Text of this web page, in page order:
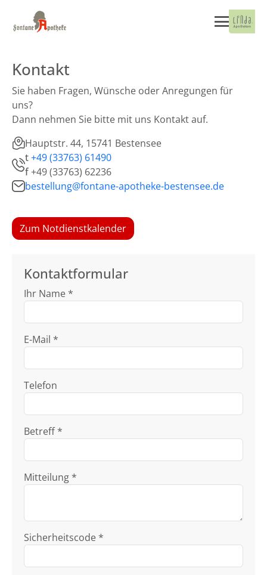
Kontakt
Sie haben Fragen, Wünsche oder Anregungen für
uns?
Dann nehmen Sie bitte mit uns Kontakt auf.
Hauptstr. 44, 15741 Bestensee
t+49 (33763) 61490
f+49 (33763) 62236
bestellung@fontane-apotheke-bestensee.de
Zum Notdienstkalender
Kontaktformular
Ihr Name *
E-Mail *
Telefon
Betreff *
Mitteilung *
Sicherheitscode *